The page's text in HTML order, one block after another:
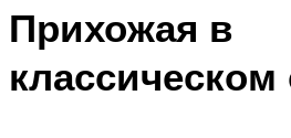
Прихожая в
классическом